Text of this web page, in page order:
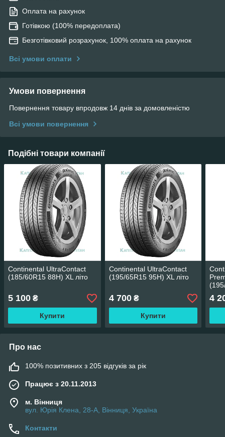
Оплата на рахунок
Готівкою (100% передоплата)
Безготівковий розрахунок, 100% оплата на рахунок
Всі умови оплати
Умови повернення
Повернення товару впродовж 14 днів за домовленістю
Всі умови повернення
Подібні товари компанії
Continental UltraContact
(185/60R15 88H) XL літо
5 100 ₴
Купити
Continental UltraContact
(195/65R15 95H) XL літо
4 700₴
Купити
4
Про нас
100% позитивних з 205 відгуків за рік
Працює з 20.11.2013
м. Вінниця
вул. Юрія Клена, 28-А, Вінниця, Україна
Контакти